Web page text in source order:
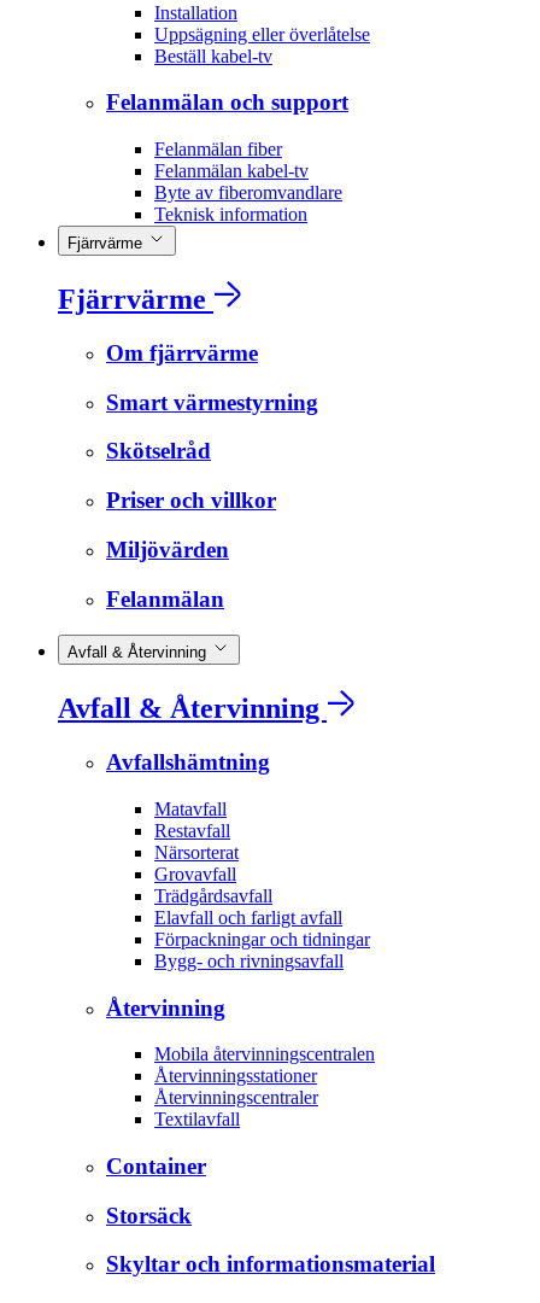
Installation
Uppsägning eller överlåtelse
Beställ kabel-tv
Felanmälan och support
Felanmälan fiber
Felanmälan kabel-tv
Byte av fiberomvandlare
Teknisk information
Fjärrvärme
Fjärrvärme
Om fjärrvärme
Smart värmestyrning
Skötselråd
Priser och villkor
Miljövärden
Felanmälan
Avfall & Återvinning
Avfall & Återvinning
Avfallshämtning
Matavfall
Restavfall
Närsorterat
Grovavfall
Trädgårdsavfall
Elavfall och farligt avfall
Förpackningar och tidningar
Bygg- och rivningsavfall
Återvinning
Mobila återvinningscentralen
Återvinningsstationer
Återvinningscentraler
Textilavfall
Container
Storsäck
Skyltar och informationsmaterial